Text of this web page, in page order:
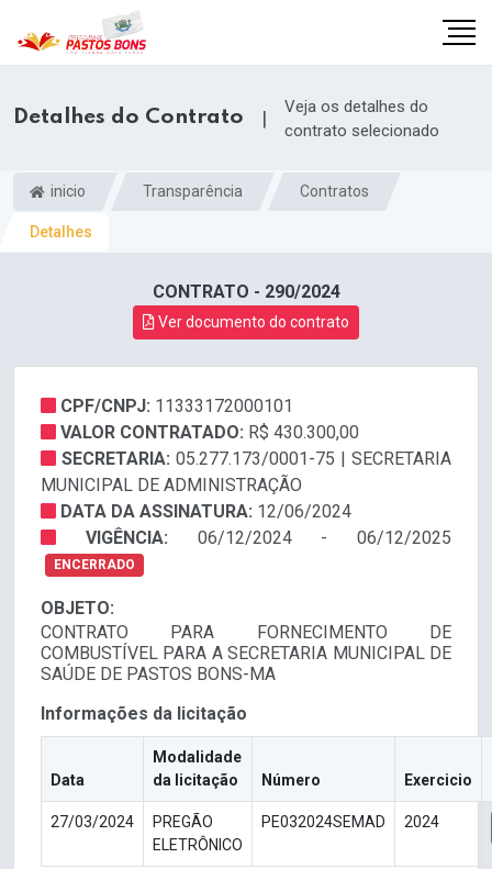
Detalhes do Contrato |
Veja os detalhes do
contrato selecionado
inicio Transparência Contratos
Detalhes
CONTRATO - 290/2024
Ver documento do contrato
CPF/CNPJ: 11333172000101
VALOR CONTRATADO: R$ 430.300,00
SECRETARIA: 05.277.173/0001-75 | SECRETARIA
MUNICIPAL DE ADMINISTRAÇÃO
DATA DA ASSINATURA: 12/06/2024
VIGÊNCIA: 06/12/2024 - 06/12/2025
ENCERRADO
OBJETO:
CONTRATO PARA FORNECIMENTO DE
COMBUSTÍVEL PARA A SECRETARIA MUNICIPAL DE
SAÚDE DE PASTOS BONS-MA
Informações da licitação
Data
Modalidade
da licitação
Número Exercicio
27/03/2024
PREGÃO
ELETRÔNICO
PE032024SEMAD 2024